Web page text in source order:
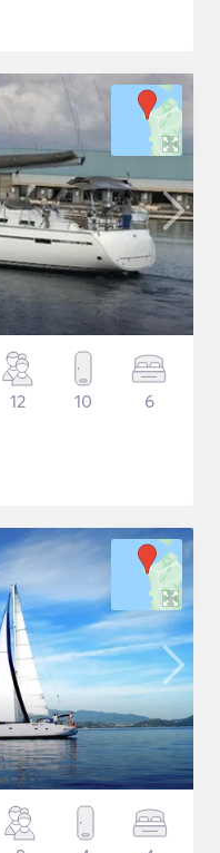
12 10 6